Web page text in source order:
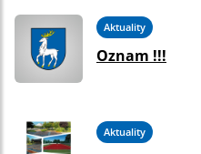
Aktuality
Oznam !!!
Aktuality